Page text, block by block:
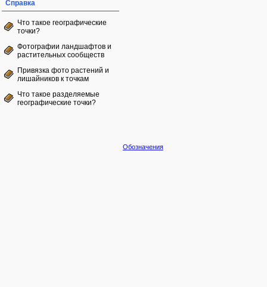
Справка
Что такое географические
точки?
Фотографии ландшафтов и
растительных сообществ
Привязка фото растений и
лишайников к точкам
Что такое разделяемые
географические точки?
Обозначения